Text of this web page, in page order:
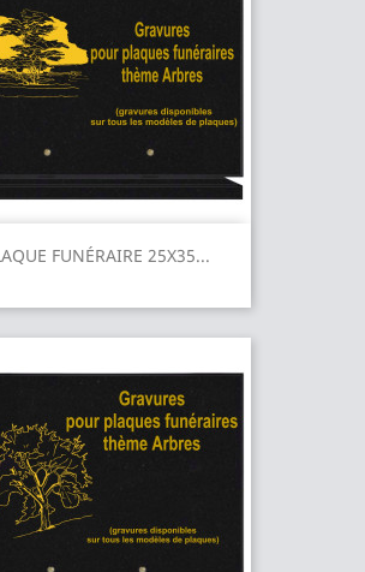
FUNÉRAIRE 25X35...